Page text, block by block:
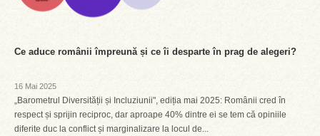
Ce aduce românii împreună și ce îi desparte în prag de alegeri?
16 Mai 2025
„Barometrul Diversității și Incluziunii", ediția mai 2025: Românii cred în
respect și sprijin reciproc, dar aproape 40% dintre ei se tem că opiniile
diferite duc la conflict și marginalizare la locul de...